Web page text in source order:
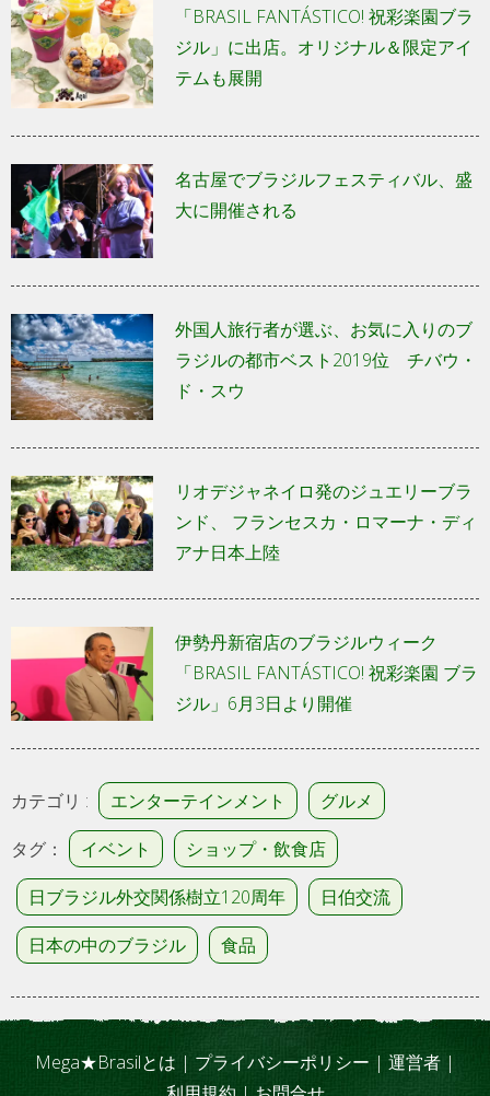
「BRASIL FANTÁSTICO! 祝彩楽園ブラ
ジル」に出店。オリジナル＆限定アイ
テムも展開
名古屋でブラジルフェスティバル、盛
大に開催される
外国人旅行者が選ぶ、お気に入りのブ
ラジルの都市ベスト2019位 チバウ・
ド・スウ
リオデジャネイロ発のジュエリーブラ
ンド、 フランセスカ・ロマーナ・ディ
アナ日本上陸
伊勢丹新宿店のブラジルウィーク
「BRASIL FANTÁSTICO! 祝彩楽園 ブラ
ジル」6月3日より開催
カテゴリ : エンターテインメント
グルメ
タグ：
イベント
ショップ・飲食店
日ブラジル外交関係樹立120周年
日伯交流
日本の中のブラジル
食品
Mega★Brasilとは | プライバシーポリシー | 運営者 |